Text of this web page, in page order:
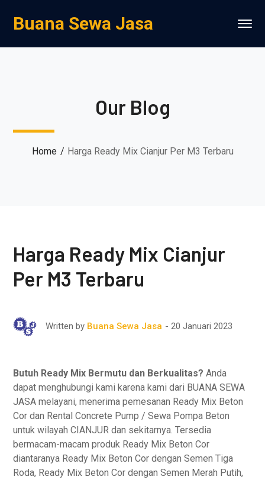
Buana Sewa Jasa
Our Blog
Home Harga Ready Mix Cianjur Per M3 Terbaru
Harga Ready Mix Cianjur
Per M3 Terbaru
Written by Buana Sewa Jasa 20 Januari 2023
Butuh Ready Mix Bermutu dan Berkualitas? Anda
dapat menghubungi kami karena kami dari BUANA SEWA
JASA melayani, menerima pemesanan Ready Mix Beton
Cor dan Rental Concrete Pump / Sewa Pompa Beton
untuk wilayah CIANJUR dan sekitarnya. Tersedia
bermacam-macam produk Ready Mix Beton Cor
diantaranya Ready Mix Beton Cor dengan Semen Tiga
Roda, Ready Mix Beton Cor dengan Semen Merah Putih,